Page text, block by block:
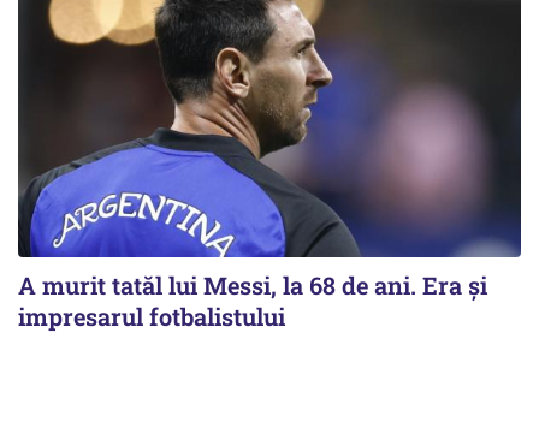
A murit tatăl lui Messi, la 68 de ani. Era și
impresarul fotbalistului